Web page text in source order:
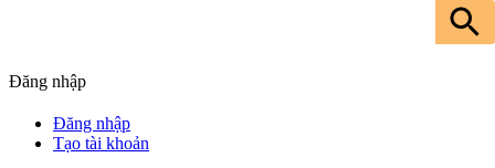
Đăng nhập
Đăng nhập
Tạo tài khoản